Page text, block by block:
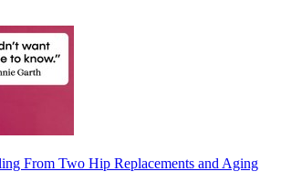
From Two Hip Replacements and Aging